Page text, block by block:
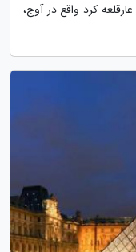
کرد واقع در آوج،